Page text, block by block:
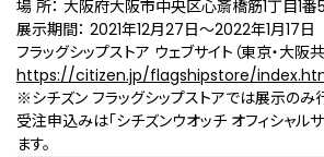
場 所： 大阪府大阪市中央区心斎橋筋1丁目1番
展示期間： 2021年12月27日〜2022年1月17日
フラッグシップストア ウェブサイト（東京・大阪共
https://citizen.jp/flagshipstore/
※シチズン フラッグシップストアでは展示のみ
受注申込みは「シチズンウオッチ オフィシャル
ます。